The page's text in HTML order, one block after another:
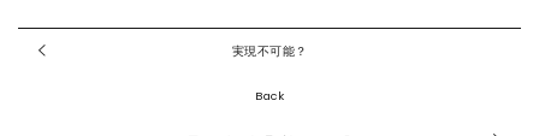
実現不可能？
Back